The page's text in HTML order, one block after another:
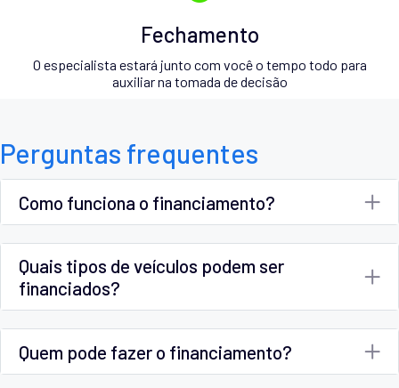
Fechamento
O especialista estará junto com você o tempo todo para
auxiliar na tomada de decisão
Perguntas frequentes
Como funciona o financiamento?
Quais tipos de veículos podem ser
financiados?
Quem pode fazer o financiamento?